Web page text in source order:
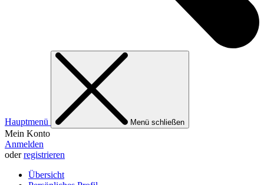
Hauptmenü Menü schließen
Mein Konto
Anmelden
oderregistrieren
Übersicht